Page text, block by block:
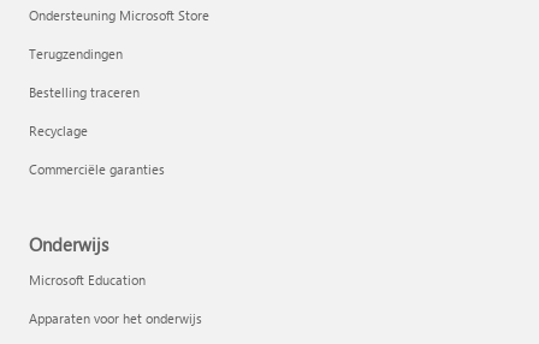
Ondersteuning Microsoft Store
Terugzendingen
Bestelling traceren
Recyclage
Commerciële garanties
Onderwijs
Microsoft Education
Apparaten voor het onderwijs